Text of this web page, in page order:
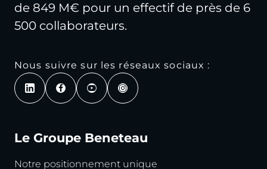
de 849 M€ pour un effectif de près de 6
500 collaborateurs.
Nous suivre sur les réseaux sociaux :
Le Groupe Beneteau
Notre positionnement unique